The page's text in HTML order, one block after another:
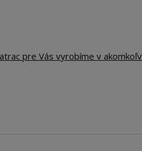
pre Vás vyrobíme v